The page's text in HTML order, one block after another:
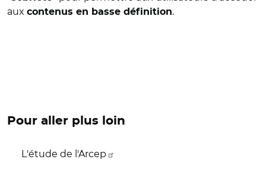
aux contenus en basse définition.
Pour aller plus loin
L'étude de l'Arcep